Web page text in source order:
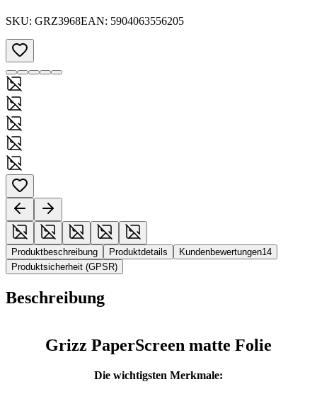
SKU: GRZ3968EAN: 5904063556205
Produktbeschreibung Produktdetails Kundenbewertungen14
Produktsicherheit (GPSR)
Beschreibung
Grizz PaperScreen matte Folie
Die wichtigsten Merkmale: